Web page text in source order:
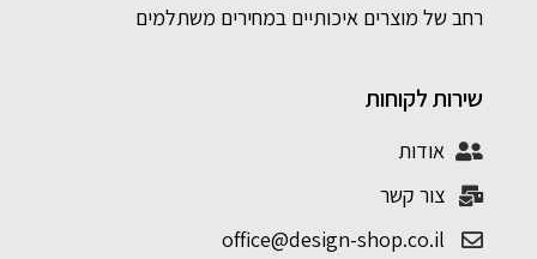
רחב של מוצרים איכותיים במחירים משתלמים
שירות לקוחות
אודות
צור קשר
office@design-shop.co.il